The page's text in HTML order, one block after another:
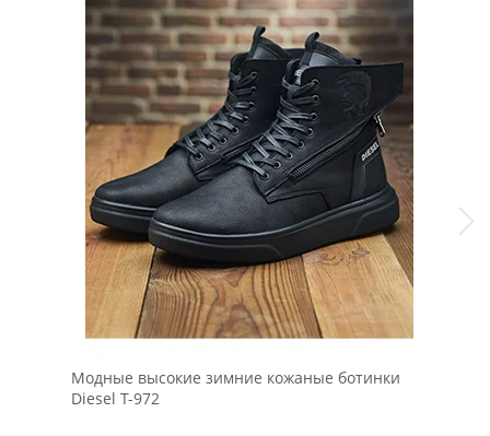
Модные высокие зимние кожаные ботинки
Diesel Т-972